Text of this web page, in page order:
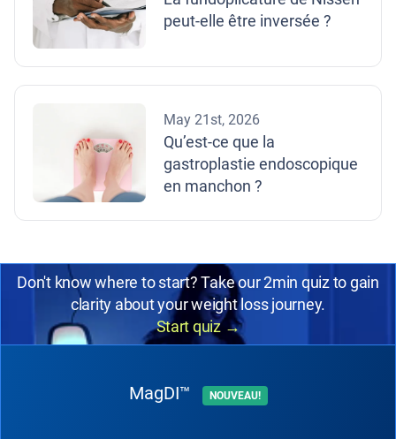
peut-elle être inversée ?
May 21st, 2026
Qu’est-ce que la
gastroplastie endoscopique
en manchon ?
Don't know where to start? Take our 2min quiz to gain
clarity about your weight loss journey.
Start quiz →
MagDI™ NOUVEAU!